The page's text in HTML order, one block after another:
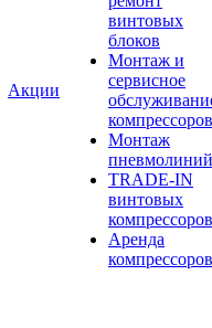
Акции
винтовых
блоков
Монтаж и
сервисное
компрессоров
Монтаж
пневмолиний
TRADE-IN
винтовых
компрессоров
Аренда
компрессоров